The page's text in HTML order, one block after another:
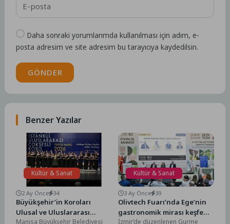
Daha sonraki yorumlarımda kullanılması için adım, e-
posta adresim ve site adresim bu tarayıcıya kaydedilsin.
GÖNDER
Benzer Yazılar
Kültür & Sanat
2 Ay Önce 34
Büyükşehir’in Koroları
Ulusal ve Uluslararası
Manisa Büyükşehir Belediyesi
Kültür & Sanat
3 Ay Önce 39
Olivtech Fuarı’nda Ege’nin
gastronomik mirası keşfe
İzmir’de düzenlenen Gurme